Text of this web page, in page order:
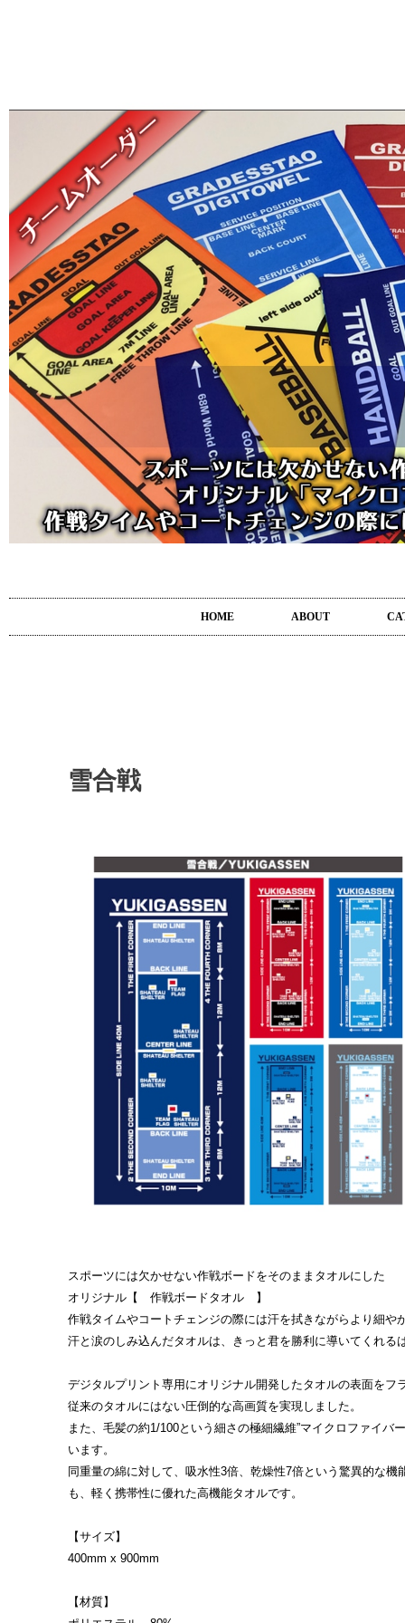
HOME ABOUT
雪合戦
スポーツには欠かせない作戦ボードをそのままタオルにした
オリジナル【 作戦ボードタオル 】
作戦タイムやコートチェンジの際には汗を拭きながらより細や
汗と涙のしみ込んだタオルは、きっと君を勝利に導いてくれる
デジタルプリント専用にオリジナル開発したタオルの表面をフ
従来のタオルにはない圧倒的な高画質を実現しました。
また、毛髪の約1/100という細さの極細繊維”マイクロファイバ
います。
同重量の綿に対して、吸水性3倍、乾燥性7倍という驚異的な機
も、軽く携帯性に優れた高機能タオルです。
【サイズ】
400mm x 900mm
【材質】